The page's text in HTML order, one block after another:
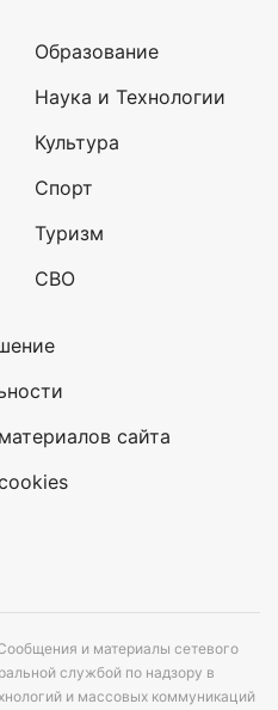
Образование
Наука и Технологии
Культура
Спорт
Туризм
СВО
сайта
и материалы сетевого
службой по надзору в
и массовых коммуникаций